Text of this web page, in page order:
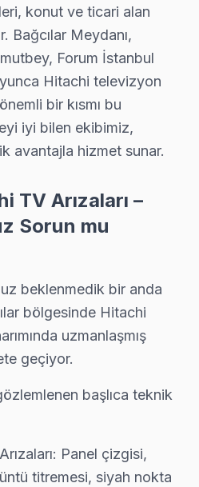
servisimizde Smart
lehimleme veya bileşen
daha az bilinen ama sık
gelirseniz gelin — teşhis
Bağcılar Tüm
servisi arayan tüm
Barbaros, Çınar,
Güneşli, Hürriyet, İnönü,
tamir ve bakımında
ve Servis Rehberi
Karşılaşılan Arızalar
doğrultusunda Hitachi
konut ve ticari alan
Bağcılar Meydanı,
Forum İstanbul
Hitachi televizyon
bir kısmı bu
iyi bilen ekibimiz,
avantajla hizmet sunar.
TV Arızaları –
Sorun mu
beklenmedik bir anda
bölgesinde Hitachi
uzmanlaşmış
geçiyor.
başlıca teknik
Panel çizgisi,
titremesi, siyah nokta